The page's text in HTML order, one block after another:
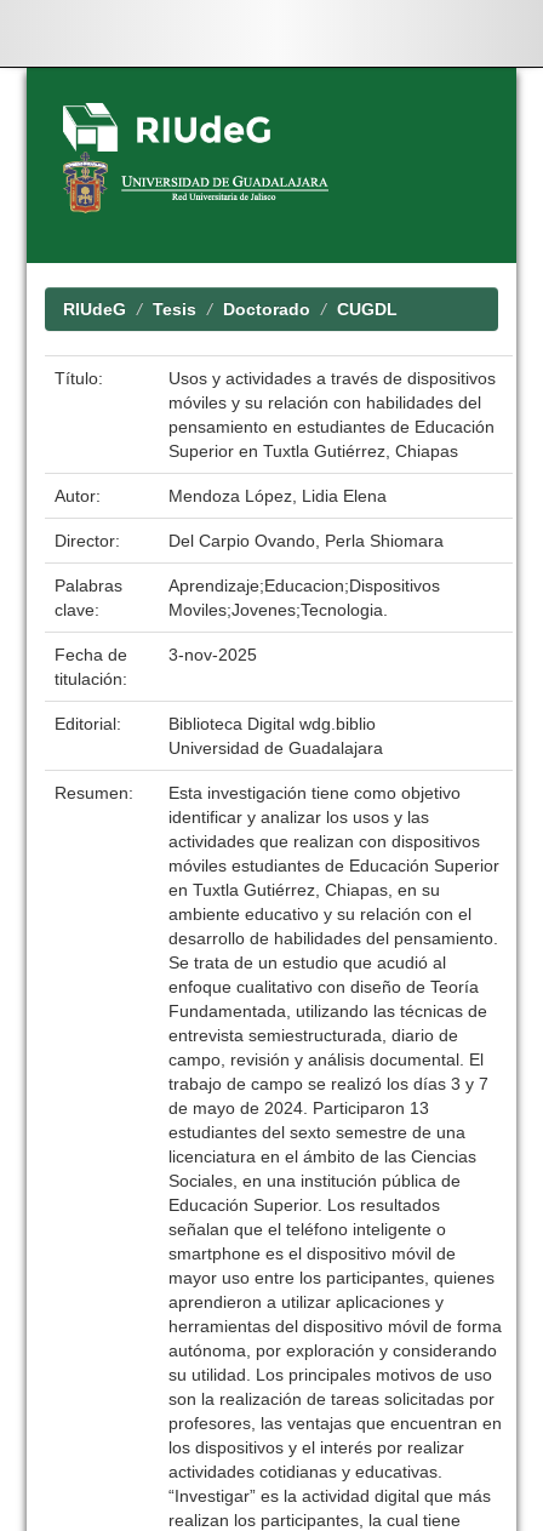
Skip
navigation
RIUdeG Tesis Doctorado CUGDL
Título:
Usos y actividades a través de dispositivos
móviles y su relación con habilidades del
pensamiento en estudiantes de Educación
Superior en Tuxtla Gutiérrez, Chiapas
Autor: Mendoza López, Lidia Elena
Director: Del Carpio Ovando, Perla Shiomara
Palabras
clave:
Aprendizaje;Educacion;Dispositivos
Moviles;Jovenes;Tecnologia.
Fecha de
titulación:
3-nov-2025
Editorial:
Biblioteca Digital wdg.biblio
Universidad de Guadalajara
Resumen:
Esta investigación tiene como objetivo
identificar y analizar los usos y las
actividades que realizan con dispositivos
móviles estudiantes de Educación Superior
en Tuxtla Gutiérrez, Chiapas, en su
ambiente educativo y su relación con el
desarrollo de habilidades del pensamiento.
Se trata de un estudio que acudió al
enfoque cualitativo con diseño de Teoría
Fundamentada, utilizando las técnicas de
entrevista semiestructurada, diario de
campo, revisión y análisis documental. El
trabajo de campo se realizó los días 3 y 7
de mayo de 2024. Participaron 13
estudiantes del sexto semestre de una
licenciatura en el ámbito de las Ciencias
Sociales, en una institución pública de
Educación Superior. Los resultados
señalan que el teléfono inteligente o
smartphone es el dispositivo móvil de
mayor uso entre los participantes, quienes
aprendieron a utilizar aplicaciones y
herramientas del dispositivo móvil de forma
autónoma, por exploración y considerando
su utilidad. Los principales motivos de uso
son la realización de tareas solicitadas por
profesores, las ventajas que encuentran en
los dispositivos y el interés por realizar
actividades cotidianas y educativas.
“Investigar” es la actividad digital que más
realizan los participantes, la cual tiene